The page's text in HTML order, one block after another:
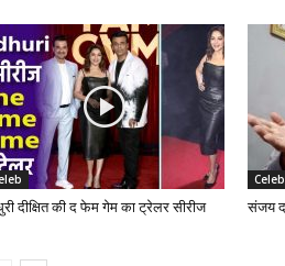
दीक्षित की द फेम गेम का ट्रेलर सीरीज
Celeb
संजय